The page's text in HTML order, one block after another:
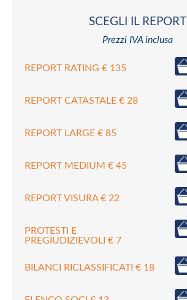
SCEGLI IL REPORT
Prezzi IVA inclusa
REPORT RATING € 135
REPORT CATASTALE € 28
REPORT LARGE € 85
REPORT MEDIUM € 45
REPORT VISURA € 22
PROTESTI E
PREGIUDIZIEVOLI € 7
BILANCI RICLASSIFICATI € 18